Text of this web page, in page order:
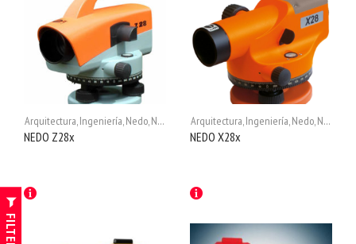
Arquitectura,Ingeniería,Nedo,Nivel Óptico ,Niveles Ópticos
NEDO Z28x
Arquitectura,Ingeniería,Nedo,Nivel Óptico
NEDO X28x
FILTER